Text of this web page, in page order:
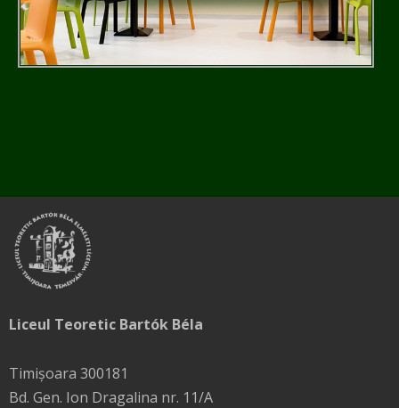
Liceul Teoretic Bartók Béla
Timișoara 300181
Bd. Gen. Ion Dragalina nr. 11/A